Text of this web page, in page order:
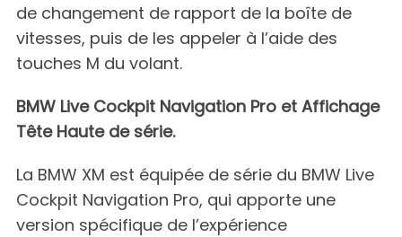
de changement de rapport de la boîte de
vitesses, puis de les appeler à l’aide des
touches M du volant.
BMW Live Cockpit Navigation Pro et Affichage
Tête Haute de série.
La BMW XM est équipée de série du BMW Live
Cockpit Navigation Pro, qui apporte une
version spécifique de l’expérience